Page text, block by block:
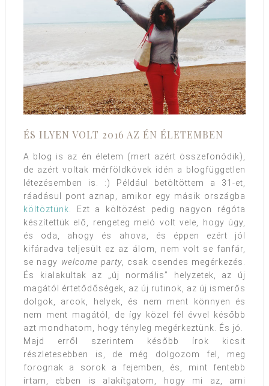
ÉS ILYEN VOLT 2016 AZ ÉN ÉLETEMBEN
A blog is az én életem (mert azért összefonódik),
de azért voltak mérföldkövek idén a blogfüggetlen
létezésemben is. :) Például betöltöttem a 31-et,
ráadásul pont aznap, amikor egy másik országba
költöztünk . Ezt a költözést pedig nagyon régóta
készítettük elő, rengeteg meló volt vele, hogy úgy,
és oda, ahogy és ahova, és éppen ezért jól
kifáradva teljesült ez az álom, nem volt se fanfár,
se nagy welcome party , csak csendes megérkezés.
És kialakultak az „új normális” helyzetek, az új
magától értetődőségek, az új rutinok, az új ismerős
dolgok, arcok, helyek, és nem ment könnyen és
nem ment magától, de így közel fél évvel később
azt mondhatom, hogy tényleg megérkeztünk. És jó.
Majd erről szerintem később írok kicsit
részletesebben is, de még dolgozom fel, meg
forognak a sorok a fejemben, és, mint fentebb
írtam, ebben is alakítgatom, hogy mi az, ami